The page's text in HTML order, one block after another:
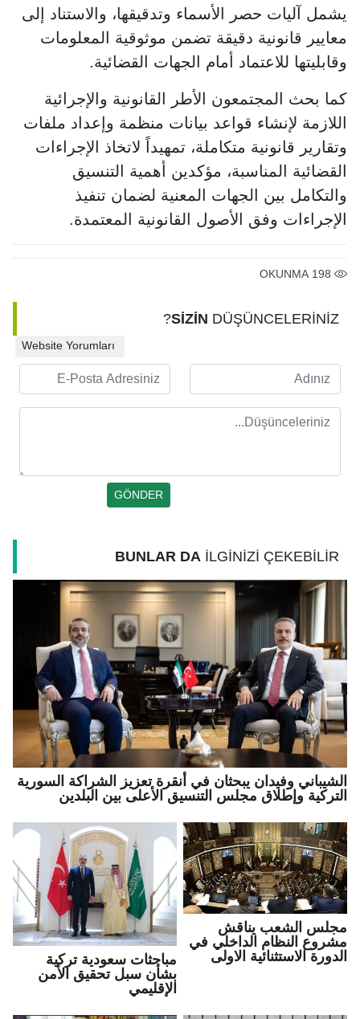
يشمل آليات حصر الأسماء وتدقيقها، والاستناد إلى
معايير قانونية دقيقة تضمن موثوقية المعلومات
وقابليتها للاعتماد أمام الجهات القضائية.
كما بحث المجتمعون الأطر القانونية والإجرائية
اللازمة لإنشاء قواعد بيانات منظمة وإعداد ملفات
وتقارير قانونية متكاملة، تمهيداً لاتخاذ الإجراءات
القضائية المناسبة، مؤكدين أهمية التنسيق
والتكامل بين الجهات المعنية لضمان تنفيذ
الإجراءات وفق الأصول القانونية المعتمدة.
198
OKUNMA
SİZİN DÜŞÜNCELERİNİZ?
BUNLAR DA İLGİNİZİ ÇEKEBİLİR
الشيباني وفيدان يبحثان في أنقرة تعزيز الشراكة السورية
التركية وإطلاق مجلس التنسيق الأعلى بين البلدين
مجلس الشعب يناقش
مشروع النظام الداخلي في
الدورة الاستثنائية الاولى
مباحثات سعودية تركية
بشأن سبل تحقيق الأمن
الإقليمي